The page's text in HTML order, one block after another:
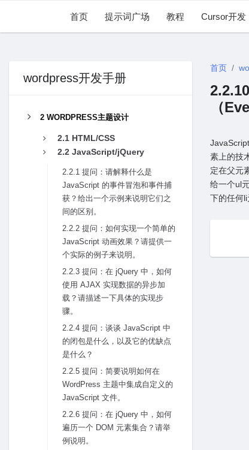
首页 提示词广场 教程 Cursor开发
wordpress开发手册
2 WORDPRESS主题设计
2.1 HTML/CSS
2.2 JavaScript/jQuery
2.2.1 提问：请解释什么是
JavaScript 的事件冒泡和事件捕
获？给出⼀个⽰例来说明它们之
间的区别。
2.2.2 提问：如何实现⼀个简单的
JavaScript 动画效果？请提供⼀
个实际的例⼦来说明。
2.2.3 提问：在 jQuery 中，如何
使⽤ AJAX 实现数据的异步加
载？请描述⼀下具体的实现步
骤。
2.2.4 提问：谈谈 JavaScript 中
的闭包是什么，以及它的优缺点
是什么？
2.2.5 提问：简要说明如何在
WordPress 主题中集成⾃定义的
JavaScript ⽂件。
2.2.6 提问：在 jQuery 中，如何
遍历⼀个 DOM 元素集合？请举
例说明。
首页
（
素上的技
定在⽗元
给⼀个ul
下的任何li